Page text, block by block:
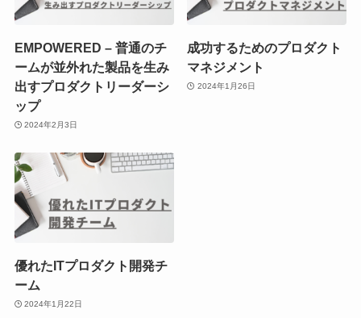
EMPOWERED – 普通のチ
ームが並外れた製品を生み
出すプロダクトリーダーシ
ップ
2024年2月3日
成功するためのプロダクト
マネジメント
2024年1月26日
優れたITプロダクト開発チ
ーム
2024年1月22日